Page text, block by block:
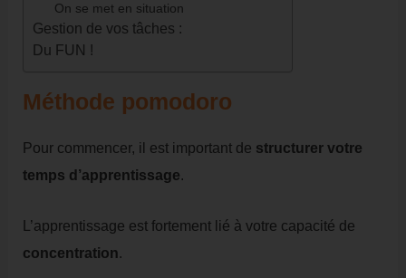
On se met en situation
Gestion de vos tâches :
Du FUN !
Méthode pomodoro
Pour commencer, il est important de structurer votre
temps d’apprentissage.
L’apprentissage est fortement lié à votre capacité de
concentration.